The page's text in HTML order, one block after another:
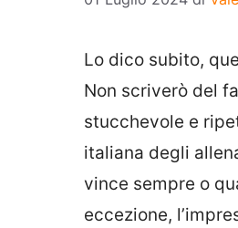
Lo dico subito,
Non scriverò del
stucchevole e
italiana degli
vince sempre o
eccezione,